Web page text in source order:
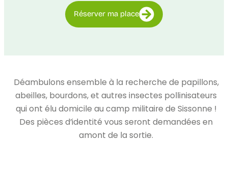
Réserver ma place
Déambulons ensemble à la recherche de papillons,
abeilles, bourdons, et autres insectes pollinisateurs
qui ont élu domicile au camp militaire de Sissonne !
Des pièces d’identité vous seront demandées en
amont de la sortie.